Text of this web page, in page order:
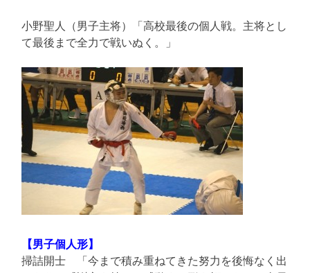
小野聖人（男子主将）「高校最後の個人戦。主将とし
て最後まで全力で戦いぬく。」
【男子個人形】
掃詰開士 「今まで積み重ねてきた努力を後悔なく出